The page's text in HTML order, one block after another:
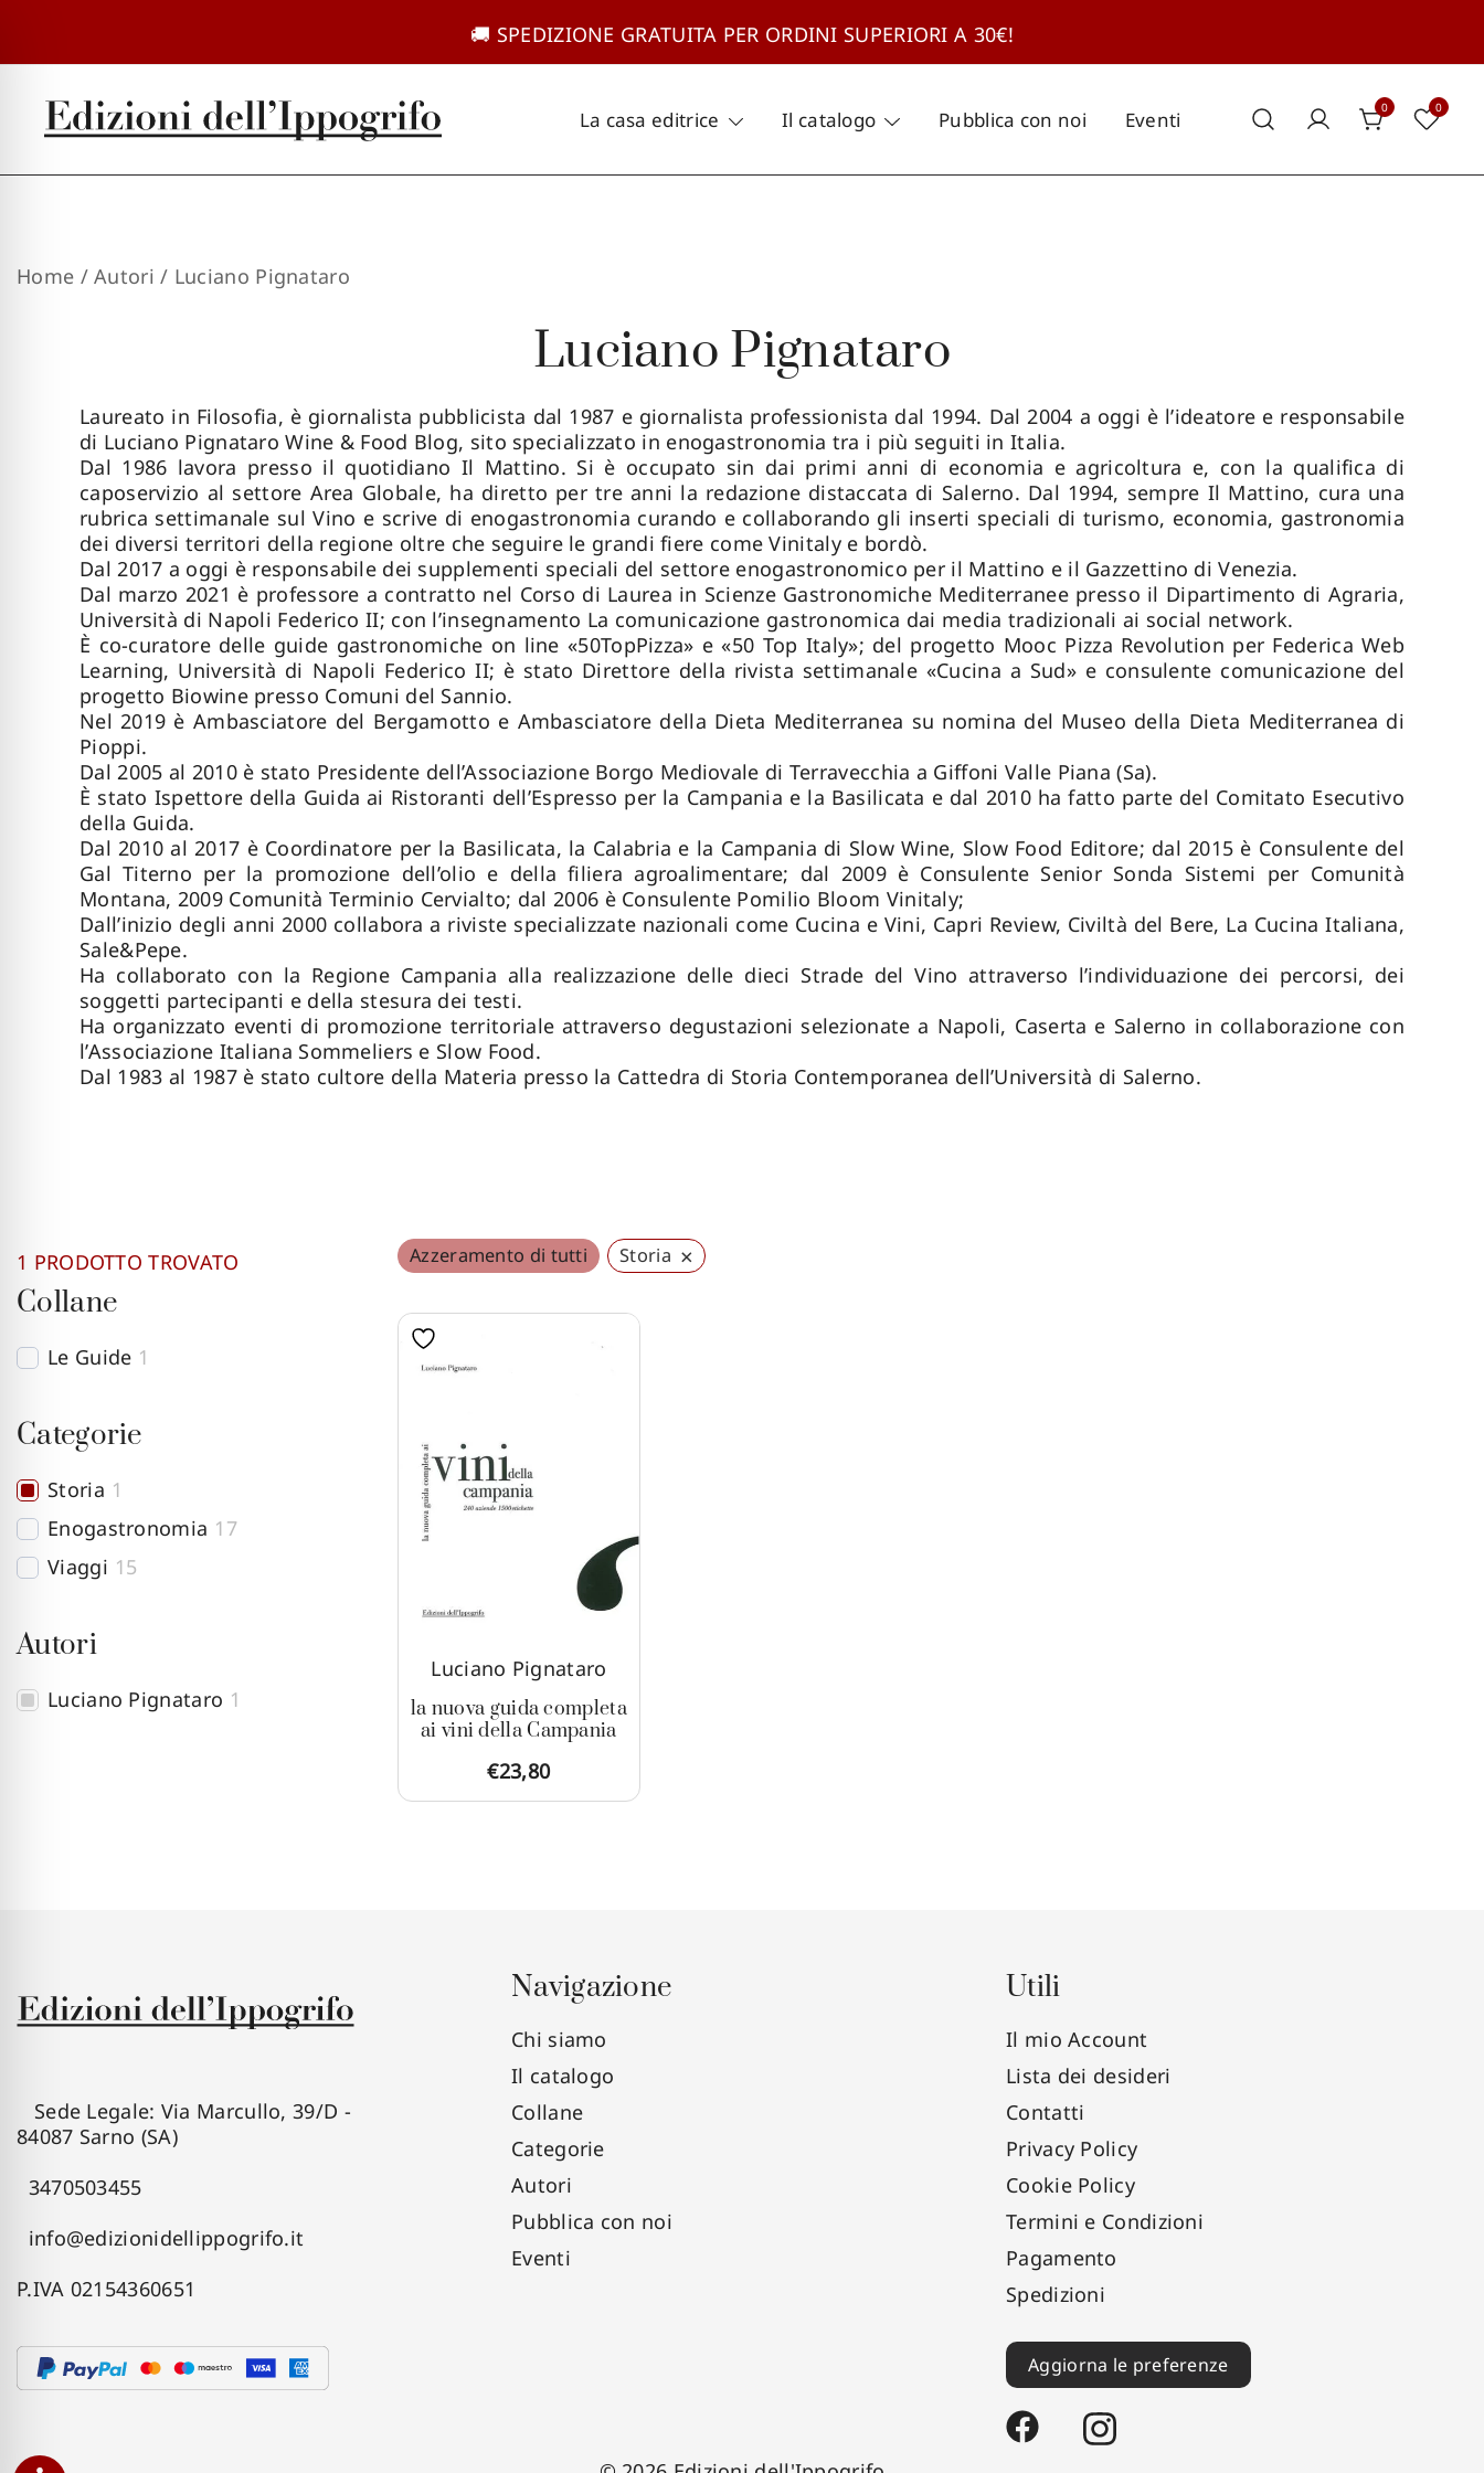
contenuto
🚚 SPEDIZIONE GRATUITA PER ORDINI SUPERIORI A 30€!
La casa editrice Il catalogo Pubblica con noi Eventi 0 0
Home / Autori / Luciano Pignataro
Luciano Pignataro
Laureato in Filosofia, è giornalista pubblicista dal 1987 e giornalista professionista dal 1994. Dal 2004 a oggi è l’ideatore e responsabile
di Luciano Pignataro Wine & Food Blog, sito specializzato in enogastronomia tra i più seguiti in Italia.
Dal 1986 lavora presso il quotidiano Il Mattino. Si è occupato sin dai primi anni di economia e agricoltura e, con la qualifica di
caposervizio al settore Area Globale, ha diretto per tre anni la redazione distaccata di Salerno. Dal 1994, sempre Il Mattino, cura una
rubrica settimanale sul Vino e scrive di enogastronomia curando e collaborando gli inserti speciali di turismo, economia, gastronomia
dei diversi territori della regione oltre che seguire le grandi fiere come Vinitaly e bordò.
Dal 2017 a oggi è responsabile dei supplementi speciali del settore enogastronomico per il Mattino e il Gazzettino di Venezia.
Dal marzo 2021 è professore a contratto nel Corso di Laurea in Scienze Gastronomiche Mediterranee presso il Dipartimento di Agraria,
Università di Napoli Federico II; con l’insegnamento La comunicazione gastronomica dai media tradizionali ai social network.
È co-curatore delle guide gastronomiche on line «50TopPizza» e «50 Top Italy»; del progetto Mooc Pizza Revolution per Federica Web
Learning, Università di Napoli Federico II; è stato Direttore della rivista settimanale «Cucina a Sud» e consulente comunicazione del
progetto Biowine presso Comuni del Sannio.
Nel 2019 è Ambasciatore del Bergamotto e Ambasciatore della Dieta Mediterranea su nomina del Museo della Dieta Mediterranea di
Pioppi.
Dal 2005 al 2010 è stato Presidente dell’Associazione Borgo Mediovale di Terravecchia a Giffoni Valle Piana (Sa).
È stato Ispettore della Guida ai Ristoranti dell’Espresso per la Campania e la Basilicata e dal 2010 ha fatto parte del Comitato Esecutivo
della Guida.
Dal 2010 al 2017 è Coordinatore per la Basilicata, la Calabria e la Campania di Slow Wine, Slow Food Editore; dal 2015 è Consulente del
Gal Titerno per la promozione dell’olio e della filiera agroalimentare; dal 2009 è Consulente Senior Sonda Sistemi per Comunità
Montana, 2009 Comunità Terminio Cervialto; dal 2006 è Consulente Pomilio Bloom Vinitaly;
Dall’inizio degli anni 2000 collabora a riviste specializzate nazionali come Cucina e Vini, Capri Review, Civiltà del Bere, La Cucina Italiana,
Sale&Pepe.
Ha collaborato con la Regione Campania alla realizzazione delle dieci Strade del Vino attraverso l’individuazione dei percorsi, dei
soggetti partecipanti e della stesura dei testi.
Ha organizzato eventi di promozione territoriale attraverso degustazioni selezionate a Napoli, Caserta e Salerno in collaborazione con
l’Associazione Italiana Sommeliers e Slow Food.
Dal 1983 al 1987 è stato cultore della Materia presso la Cattedra di Storia Contemporanea dell’Università di Salerno.
Azzeramento di tutti Storia ×
Luciano Pignataro
la nuova guida completa
ai vini della Campania
€23,80
1 PRODOTTO TROVATO
Collane
Le Guide 1
Categorie
Storia 1
Enogastronomia 17
Viaggi 15
Autori
Luciano Pignataro 1
Sede Legale: Via Marcullo, 39/D -
84087 Sarno (SA)
3470503455
info@edizionidellippogrifo.it
P.IVA 02154360651
Navigazione
Chi siamo
Il catalogo
Collane
Categorie
Autori
Pubblica con noi
Eventi
Utili
Il mio Account
Lista dei desideri
Contatti
Privacy Policy
Cookie Policy
Termini e Condizioni
Pagamento
Spedizioni
Aggiorna le preferenze